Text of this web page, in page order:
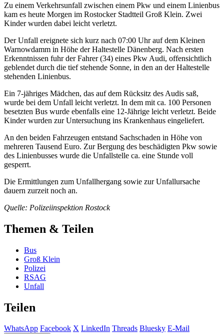
Zu einem Verkehrsunfall zwischen einem Pkw und einem Linienbus
kam es heute Morgen im Rostocker Stadtteil Groß Klein. Zwei
Kinder wurden dabei leicht verletzt.
Der Unfall ereignete sich kurz nach 07:00 Uhr auf dem Kleinen
Warnowdamm in Höhe der Haltestelle Dänenberg. Nach ersten
Erkenntnissen fuhr der Fahrer (34) eines Pkw Audi, offensichtlich
geblendet durch die tief stehende Sonne, in den an der Haltestelle
stehenden Linienbus.
Ein 7-jähriges Mädchen, das auf dem Rücksitz des Audis saß,
wurde bei dem Unfall leicht verletzt. In dem mit ca. 100 Personen
besetzten Bus wurde ebenfalls eine 12-Jährige leicht verletzt. Beide
Kinder wurden zur Untersuchung ins Krankenhaus eingeliefert.
An den beiden Fahrzeugen entstand Sachschaden in Höhe von
mehreren Tausend Euro. Zur Bergung des beschädigten Pkw sowie
des Linienbusses wurde die Unfallstelle ca. eine Stunde voll
gesperrt.
Die Ermittlungen zum Unfallhergang sowie zur Unfallursache
dauern zurzeit noch an.
Quelle: Polizeiinspektion Rostock
Themen & Teilen
Bus
Groß Klein
Polizei
RSAG
Unfall
Teilen
WhatsApp Facebook X LinkedIn Threads Bluesky E-Mail